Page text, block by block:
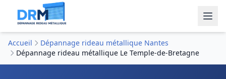
Accueil
Dépannage rideau métallique Nantes
Dépannage rideau métallique Le Temple-de-Bretagne